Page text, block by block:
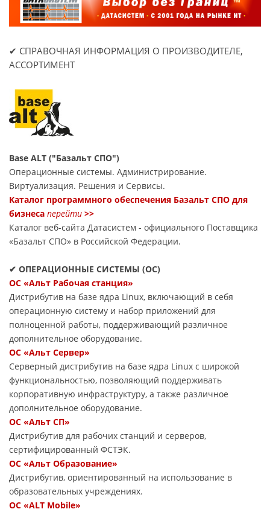
✔ СПРАВОЧНАЯ ИНФОРМАЦИЯ О ПРОИЗВОДИТЕЛЕ,
АССОРТИМЕНТ
Base ALT ("Базальт СПО")
Операционные системы. Администрирование.
Виртуализация. Решения и Сервисы.
Каталог программного обеспечения Базальт СПО для
бизнеса перейти >>
Каталог веб-сайта Датасиcтем - официального Поставщика
«Базальт СПО» в Российской Федерации.
✔ ОПЕРАЦИОННЫЕ СИСТЕМЫ (ОС)
ОС «Альт Рабочая станция»
Дистрибутив на базе ядра Linux, включающий в себя
операционную систему и набор приложений для
полноценной работы, поддерживающий различное
дополнительное оборудование.
ОС «Альт Сервер»
Серверный дистрибутив на базе ядра Linux с широкой
функциональностью, позволяющий поддерживать
корпоративную инфраструктуру, а также различное
дополнительное оборудование.
ОС «Альт СП»
Дистрибутив для рабочих станций и серверов,
сертифицированный ФСТЭК.
ОС «Альт Образование»
Дистрибутив, ориентированный на использование в
образовательных учреждениях.
ОС «ALT Mobile»